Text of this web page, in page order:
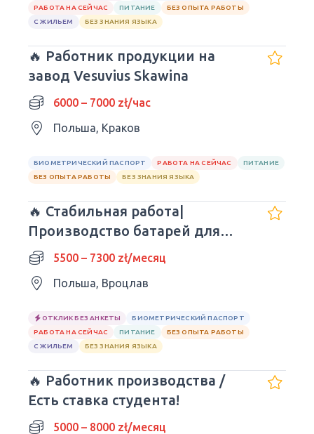
РАБОТА НА СЕЙЧАС
ПИТАНИЕ
БЕЗ ОПЫТА РАБОТЫ
С ЖИЛЬЕМ
БЕЗ ЗНАНИЯ ЯЗЫКА
🔥 Работник продукции на
завод Vesuvius Skawina
6000 – 7000 zł/час
Польша, Краков
БИОМЕТРИЧЕСКИЙ ПАСПОРТ РАБОТА НА СЕЙЧАС
ПИТАНИЕ
БЕЗ ОПЫТА РАБОТЫ
БЕЗ ЗНАНИЯ ЯЗЫКА
🔥 Стабильная работа|
Производство батарей для
авто| Wrocław
5500 – 7300 zł/месяц
Польша, Вроцлав
ОТКЛИК БЕЗ АНКЕТЫ
БИОМЕТРИЧЕСКИЙ ПАСПОРТ
РАБОТА НА СЕЙЧАС
ПИТАНИЕ
БЕЗ ОПЫТА РАБОТЫ
С ЖИЛЬЕМ
БЕЗ ЗНАНИЯ ЯЗЫКА
🔥 Работник производства /
Есть ставка студента!
5000 – 8000 zł/месяц